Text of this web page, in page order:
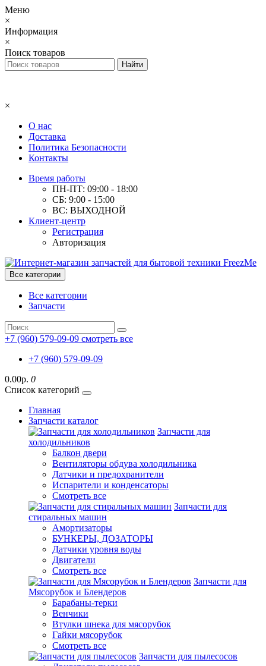
Меню
×
Информация
×
Поиск товаров
×
О нас
Доставка
Политика Безопасности
Контакты
Время работы
ПН-ПТ: 09:00 - 18:00
СБ: 9:00 - 15:00
ВС: ВЫХОДНОЙ
Клиент-центр
Регистрация
Авторизация
Все категории
Все категории
Запчасти
+7 (960) 579-09-09 смотреть все
+7 (960) 579-09-09
0.00р. 0
Список категорий
Главная
Запчасти каталог
Запчасти для
холодильников
Балкон двери
Вентиляторы обдува холодильника
Датчики и предохранители
Испарители и конденсаторы
Смотреть все
Запчасти для
стиральных машин
Амортизаторы
БУНКЕРЫ, ДОЗАТОРЫ
Датчики уровня воды
Двигатели
Смотреть все
Запчасти для
Мясорубок и Блендеров
Барабаны-терки
Венчики
Втулки шнека для мясорубок
Гайки мясорубок
Смотреть все
Запчасти для пылесосов